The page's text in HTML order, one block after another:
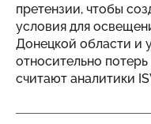
претензии, чтобы
условия для
Донецкой области и
относительно
считают аналитики